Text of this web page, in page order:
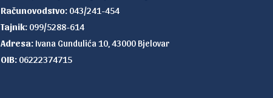
Računovodstvo: 043/241-454
Tajnik: 099/5288-614
Adresa:Ivana Gundulića 10, 43000 Bjelovar
OIB:06222374715